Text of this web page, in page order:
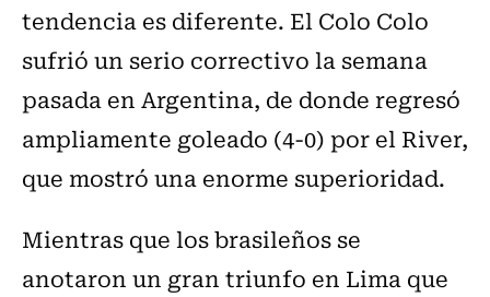
tendencia es diferente. El Colo Colo
sufrió un serio correctivo la semana
pasada en Argentina, de donde regresó
ampliamente goleado (4-0) por el River,
que mostró una enorme superioridad.
Mientras que los brasileños se
anotaron un gran triunfo en Lima que